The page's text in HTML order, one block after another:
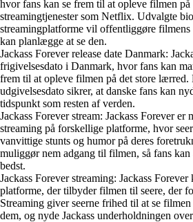
hvor fans kan se frem til at opleve filmen
streamingtjenester som Netflix. Udvalgte
streamingplatforme vil offentliggøre filmens
kan planlægge at se den.
Jackass Forever release date Danmark:
frigivelsesdato i Danmark, hvor fans kan
frem til at opleve filmen på det store lærred.
udgivelsesdato sikrer, at danske fans kan
tidspunkt som resten af verden.
Jackass Forever stream: Jackass Forever
streaming på forskellige platforme, hvor
vanvittige stunts og humor på deres
muliggør nem adgang til filmen, så fans kan
bedst.
Jackass Forever streaming: Jackass
platforme, der tilbyder filmen til seere, der
Streaming giver seerne frihed til at se
dem, og nyde Jackass underholdningen